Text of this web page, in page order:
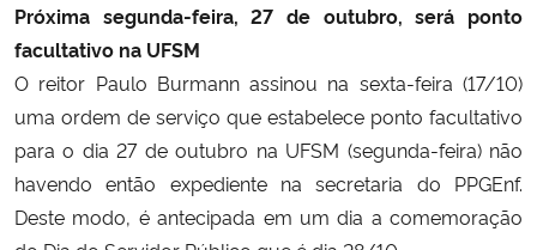
Próxima segunda-feira, 27 de outubro, será ponto
facultativo na UFSM
O reitor Paulo Burmann assinou na sexta-feira (17/10)
uma ordem de serviço que estabelece ponto facultativo
para o dia 27 de outubro na UFSM (segunda-feira) não
havendo então expediente na secretaria do PPGEnf.
Deste modo, é antecipada em um dia a comemoração